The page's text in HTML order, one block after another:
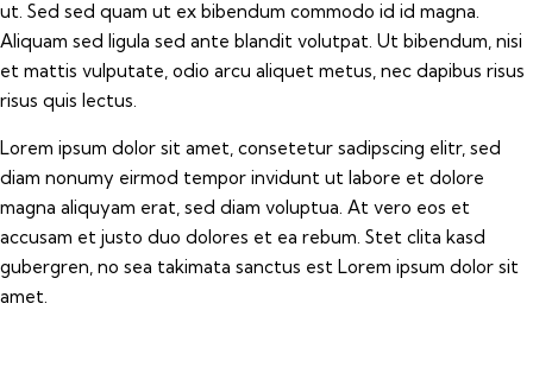
ut. Sed sed quam ut ex bibendum commodo id id magna.
Aliquam sed ligula sed ante blandit volutpat. Ut bibendum, nisi
et mattis vulputate, odio arcu aliquet metus, nec dapibus risus
risus quis lectus.
Lorem ipsum dolor sit amet, consetetur sadipscing elitr, sed
diam nonumy eirmod tempor invidunt ut labore et dolore
magna aliquyam erat, sed diam voluptua. At vero eos et
accusam et justo duo dolores et ea rebum. Stet clita kasd
gubergren, no sea takimata sanctus est Lorem ipsum dolor sit
amet.